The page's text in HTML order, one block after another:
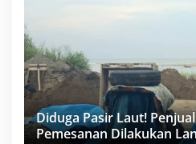
Diduga Pasir Laut!
Pemesanan Dilakukan